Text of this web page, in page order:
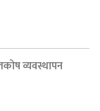
व्यवस्थापन